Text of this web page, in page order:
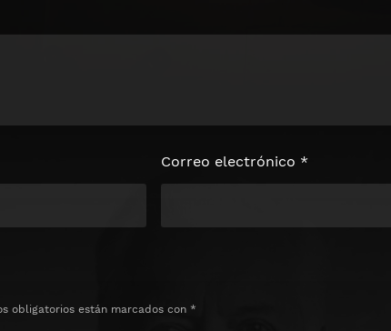
obligatorios están marcados con *
Correo electrónico *